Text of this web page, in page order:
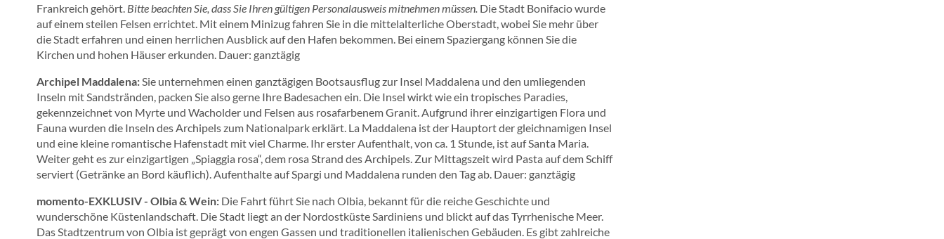
Frankreich gehört. Bitte beachten Sie, dass Sie Ihren gültigen Personalausweis mitnehmen müssen. Die Stadt Bonifacio wurde
auf einem steilen Felsen errichtet. Mit einem Minizug fahren Sie in die mittelalterliche Oberstadt, wobei Sie mehr über
die Stadt erfahren und einen herrlichen Ausblick auf den Hafen bekommen. Bei einem Spaziergang können Sie die
Kirchen und hohen Häuser erkunden. Dauer: ganztägig
Archipel Maddalena: Sie unternehmen einen ganztägigen Bootsausflug zur Insel Maddalena und den umliegenden
Inseln mit Sandstränden, packen Sie also gerne Ihre Badesachen ein. Die Insel wirkt wie ein tropisches Paradies,
gekennzeichnet von Myrte und Wacholder und Felsen aus rosafarbenem Granit. Aufgrund ihrer einzigartigen Flora und
Fauna wurden die Inseln des Archipels zum Nationalpark erklärt. La Maddalena ist der Hauptort der gleichnamigen Insel
und eine kleine romantische Hafenstadt mit viel Charme. Ihr erster Aufenthalt, von ca. 1 Stunde, ist auf Santa Maria.
Weiter geht es zur einzigartigen „Spiaggia rosa“, dem rosa Strand des Archipels. Zur Mittagszeit wird Pasta auf dem Schiff
serviert (Getränke an Bord käuflich). Aufenthalte auf Spargi und Maddalena runden den Tag ab. Dauer: ganztägig
momento-EXKLUSIV - Olbia & Wein: Die Fahrt führt Sie nach Olbia, bekannt für die reiche Geschichte und
wunderschöne Küstenlandschaft. Die Stadt liegt an der Nordostküste Sardiniens und blickt auf das Tyrrhenische Meer.
Das Stadtzentrum von Olbia ist geprägt von engen Gassen und traditionellen italienischen Gebäuden. Es gibt zahlreiche